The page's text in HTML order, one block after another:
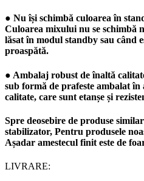
● Nu își schimbă culoarea în
Culoarea mixului nu se schimbă
lăsat în modul standby sau când
proaspătă.
● Ambalaj robust de înaltă
sub formă de prafeste ambalat
calitate, care sunt etanșe și
Spre deosebire de produse
stabilizator, Pentru produsele
Așadar amestecul finit este de
LIVRARE: